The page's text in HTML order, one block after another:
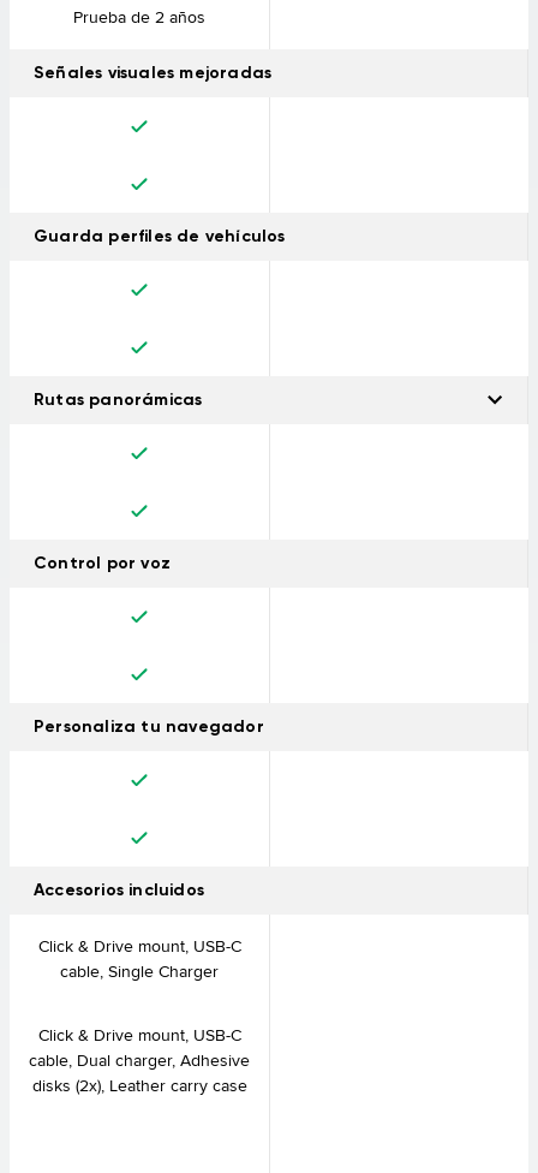
Prueba de 2 años
Señales visuales mejoradas
Guarda perfiles de vehículos
Rutas panorámicas
mismo tiempo que evitas las aburridas rectas. Si prefieres
Control por voz
Personaliza tu navegador
Accesorios incluidos
Click & Drive mount, USB-C
cable, Single Charger
Click & Drive mount, USB-C
cable, Dual charger, Adhesive
disks (2x), Leather carry case